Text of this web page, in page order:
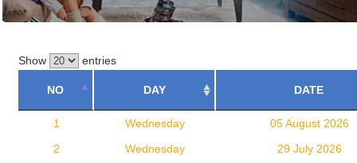
Show entries
NO DAY DATE
1 Wednesday
05 August 2026
2
Wednesday
29 July 2026